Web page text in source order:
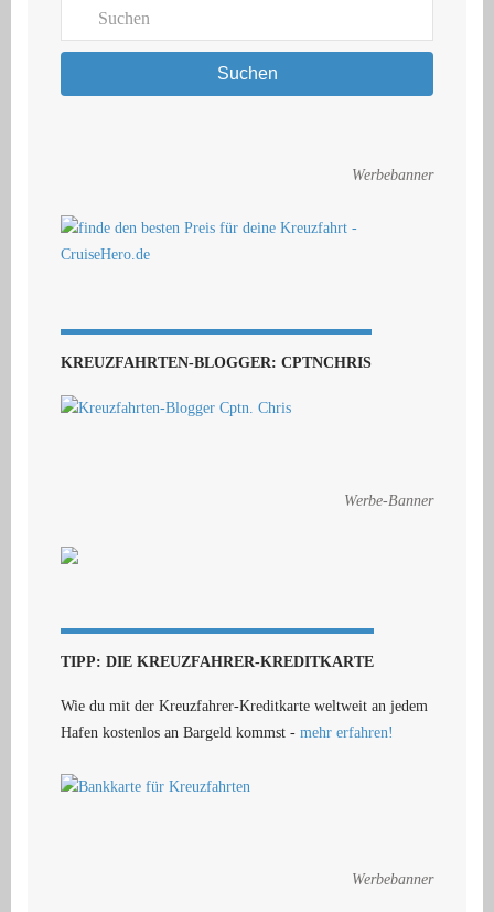
Suchen
Werbebanner
KREUZFAHRTEN-BLOGGER: CPTNCHRIS
Werbe-Banner
TIPP: DIE KREUZFAHRER-KREDITKARTE
Wie du mit der Kreuzfahrer-Kreditkarte weltweit an jedem
Hafen kostenlos an Bargeld kommst - mehr erfahren!
Werbebanner